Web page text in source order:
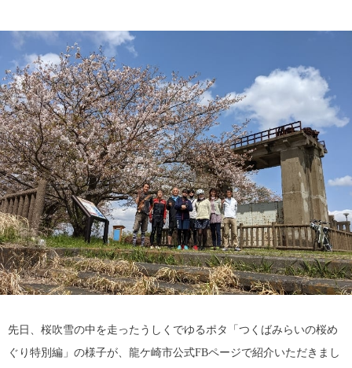
先日、桜吹雪の中を走ったうしくでゆるポタ「つくばみらいの桜め
ぐり特別編」の様子が、龍ケ崎市公式FBページで紹介いただきまし